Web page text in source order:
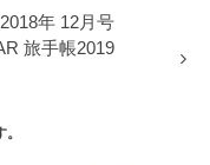
年 12月号
旅手帳2019